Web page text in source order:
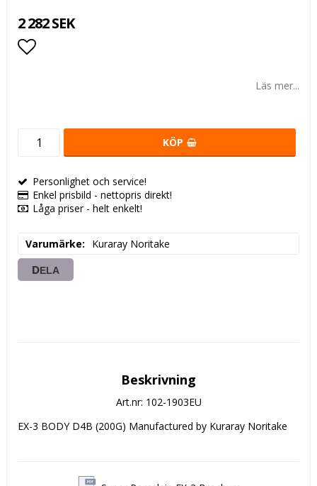
2 282 SEK
Läs mer...
KÖP
Personlighet och service!
Enkel prisbild - nettopris direkt!
Låga priser - helt enkelt!
Varumärke Kuraray Noritake
DELA
Beskrivning
Art.nr: 102-1903EU
EX-3 BODY D4B (200G) Manufactured by Kuraray Noritake